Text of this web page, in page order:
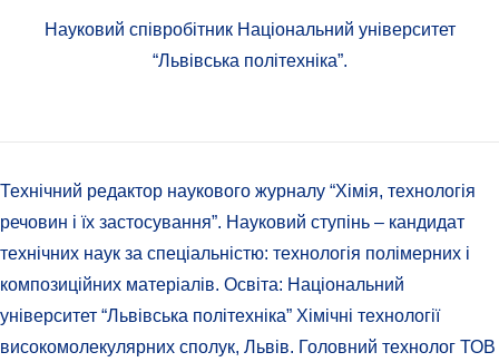
Науковий співробітник Національний університет
“Львівська політехніка”.
Технічний редактор наукового журналу “Хімія, технологія
речовин і їх застосування”. Науковий ступінь – кандидат
технічних наук за спеціальністю: технологія полімерних і
композиційних матеріалів. Освіта: Національний
університет “Львівська політехніка” Хімічні технології
високомолекулярних сполук, Львів. Головний технолог ТОВ